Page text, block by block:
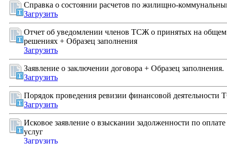
Справка о состоянии расчетов по жилищно-
Загрузить
Отчет об уведомлении членов ТСЖ о принятых на
решениях + Образец заполнения
Загрузить
Заявление о заключении договора + Образец заполнения.
Загрузить
Порядок проведения ревизии финансовой деятельности
Загрузить
Исковое заявление о взыскании задолженности по
услуг
Загрузить